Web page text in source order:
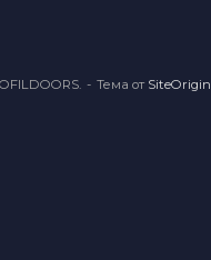
Тема от SiteOrigin